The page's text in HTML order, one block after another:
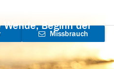
Beginn der
Missbrauch